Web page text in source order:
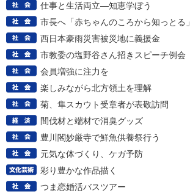
仕事と生活両立―知恵学ぼう
市長へ「赤ちゃんのころから知っとる」
西日本豪雨災害被災地に義援金
市教委の塩野谷さん招きスピーチ例会
会員増強に注力を
楽しみながら北方領土を理解
菊、隼スカウト受章者が表敬訪問
間伐材と端材で消臭グッズ
豊川閣妙厳寺で鮮魚供養祭行う
元気な体づくり、ケガ予防
彩り豊かな作品描く
つま恋婚活バスツアー